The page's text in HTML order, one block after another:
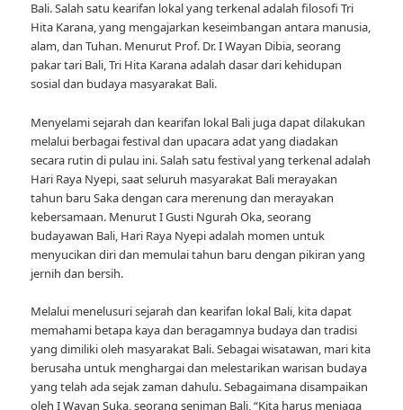
Bali. Salah satu kearifan lokal yang terkenal adalah filosofi Tri
Hita Karana, yang mengajarkan keseimbangan antara manusia,
alam, dan Tuhan. Menurut Prof. Dr. I Wayan Dibia, seorang
pakar tari Bali, Tri Hita Karana adalah dasar dari kehidupan
sosial dan budaya masyarakat Bali.
Menyelami sejarah dan kearifan lokal Bali juga dapat dilakukan
melalui berbagai festival dan upacara adat yang diadakan
secara rutin di pulau ini. Salah satu festival yang terkenal adalah
Hari Raya Nyepi, saat seluruh masyarakat Bali merayakan
tahun baru Saka dengan cara merenung dan merayakan
kebersamaan. Menurut I Gusti Ngurah Oka, seorang
budayawan Bali, Hari Raya Nyepi adalah momen untuk
menyucikan diri dan memulai tahun baru dengan pikiran yang
jernih dan bersih.
Melalui menelusuri sejarah dan kearifan lokal Bali, kita dapat
memahami betapa kaya dan beragamnya budaya dan tradisi
yang dimiliki oleh masyarakat Bali. Sebagai wisatawan, mari kita
berusaha untuk menghargai dan melestarikan warisan budaya
yang telah ada sejak zaman dahulu. Sebagaimana disampaikan
oleh I Wayan Suka, seorang seniman Bali, “Kita harus menjaga